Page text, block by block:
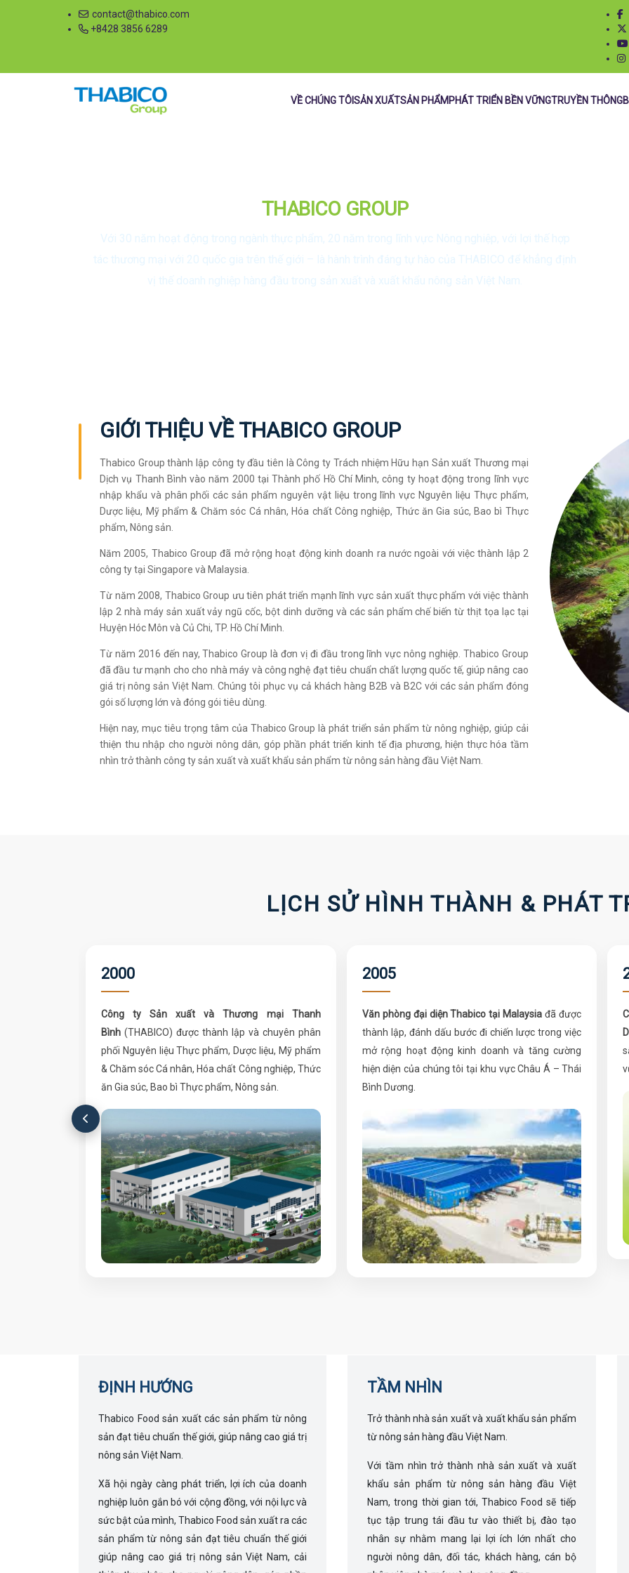
contact@thabico.com
+8428 3856 6289
VỀ CHÚNG TÔISẢN XUẤTSẢN PHẨM PHÁT TRIỂN BỀN VỮNGTRUYỀN THÔNG
THABICO GROUP
Với 30 năm hoạt động trong ngành thực phẩm, 20 năm trong lĩnh vực Nông nghiệp, với lợi thế hợp
tác thương mại với 20 quốc gia trên thế giới – là hành trình đáng tự hào của THABICO để khẳng định
vị thế doanh nghiệp hàng đầu trong sản xuất và xuất khẩu nông sản Việt Nam.
GIỚI THIỆU VỀ THABICO GROUP
Thabico Group thành lập công ty đầu tiên là Công ty Trách nhiệm Hữu hạn Sản xuất Thương mại
Dịch vụ Thanh Bình vào năm 2000 tại Thành phố Hồ Chí Minh, công ty hoạt động trong lĩnh vực
nhập khẩu và phân phối các sản phẩm nguyên vật liệu trong lĩnh vực Nguyên liệu Thực phẩm,
Dược liệu, Mỹ phẩm & Chăm sóc Cá nhân, Hóa chất Công nghiệp, Thức ăn Gia súc, Bao bì Thực
phẩm, Nông sản.
Năm 2005, Thabico Group đã mở rộng hoạt động kinh doanh ra nước ngoài với việc thành lập 2
công ty tại Singapore và Malaysia.
Từ năm 2008, Thabico Group ưu tiên phát triển mạnh lĩnh vực sản xuất thực phẩm với việc thành
lập 2 nhà máy sản xuất vảy ngũ cốc, bột dinh dưỡng và các sản phẩm chế biến từ thịt tọa lạc tại
Huyện Hóc Môn và Củ Chi, TP. Hồ Chí Minh.
Từ năm 2016 đến nay, Thabico Group là đơn vị đi đầu trong lĩnh vực nông nghiệp. Thabico Group
đã đầu tư mạnh cho cho nhà máy và công nghệ đạt tiêu chuẩn chất lượng quốc tế, giúp nâng cao
giá trị nông sản Việt Nam. Chúng tôi phục vụ cả khách hàng B2B và B2C với các sản phẩm đóng
gói số lượng lớn và đóng gói tiêu dùng.
Hiện nay, mục tiêu trọng tâm của Thabico Group là phát triển sản phẩm từ nông nghiệp, giúp cải
thiện thu nhập cho người nông dân, góp phần phát triển kinh tế địa phương, hiện thực hóa tầm
nhìn trở thành công ty sản xuất và xuất khẩu sản phẩm từ nông sản hàng đầu Việt Nam.
LỊCH SỬ HÌNH THÀNH & PHÁT
2000
Công ty Sản xuất và Thương mại Thanh
Bình (THABICO) được thành lập và chuyên phân
phối Nguyên liệu Thực phẩm, Dược liệu, Mỹ phẩm
& Chăm sóc Cá nhân, Hóa chất Công nghiệp, Thức
ăn Gia súc, Bao bì Thực phẩm, Nông sản.
2005
Văn phòng đại diện Thabico tại Malaysiađã được
thành lập, đánh dấu bước đi chiến lược trong việc
mở rộng hoạt động kinh doanh và tăng cường
hiện diện của chúng tôi tại khu vực Châu Á – Thái
Bình Dương.
ĐỊNH HƯỚNG
Thabico Food sản xuất các sản phẩm từ nông
sản đạt tiêu chuẩn thế giới, giúp nâng cao giá trị
nông sản Việt Nam.
Xã hội ngày càng phát triển, lợi ích của doanh
nghiệp luôn gắn bó với cộng đồng, với nội lực và
sức bật của mình, Thabico Food sản xuất ra các
sản phẩm từ nông sản đạt tiêu chuẩn thế giới
giúp nâng cao giá trị nông sản Việt Nam, cải
TẦM NHÌN
Trở thành nhà sản xuất và xuất khẩu sản phẩm
từ nông sản hàng đầu Việt Nam.
Với tầm nhìn trở thành nhà sản xuất và xuất
khẩu sản phẩm từ nông sản hàng đầu Việt
Nam, trong thời gian tới, Thabico Food sẽ tiếp
tục tập trung tái đầu tư vào thiết bị, đào tạo
nhân sự nhằm mang lại lợi ích lớn nhất cho
người nông dân, đối tác, khách hàng, cán bộ